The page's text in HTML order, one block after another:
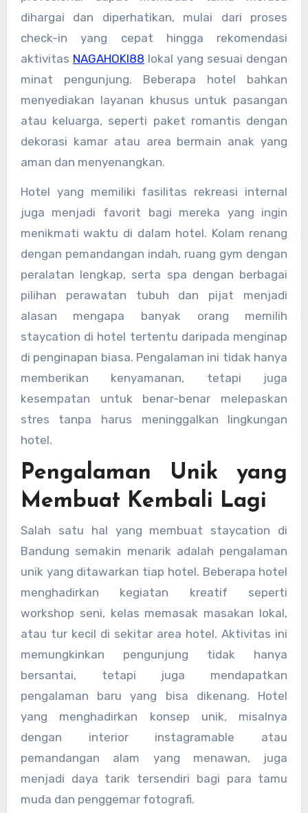
dihargai dan diperhatikan, mulai dari proses
check-in yang cepat hingga rekomendasi
aktivitas NAGAHOKI88 lokal yang sesuai dengan
minat pengunjung. Beberapa hotel bahkan
menyediakan layanan khusus untuk pasangan
atau keluarga, seperti paket romantis dengan
dekorasi kamar atau area bermain anak yang
aman dan menyenangkan.
Hotel yang memiliki fasilitas rekreasi internal
juga menjadi favorit bagi mereka yang ingin
menikmati waktu di dalam hotel. Kolam renang
dengan pemandangan indah, ruang gym dengan
peralatan lengkap, serta spa dengan berbagai
pilihan perawatan tubuh dan pijat menjadi
alasan mengapa banyak orang memilih
staycation di hotel tertentu daripada menginap
di penginapan biasa. Pengalaman ini tidak hanya
memberikan kenyamanan, tetapi juga
kesempatan untuk benar-benar melepaskan
stres tanpa harus meninggalkan lingkungan
hotel.
Pengalaman Unik yang
Membuat Kembali Lagi
Salah satu hal yang membuat staycation di
Bandung semakin menarik adalah pengalaman
unik yang ditawarkan tiap hotel. Beberapa hotel
menghadirkan kegiatan kreatif seperti
workshop seni, kelas memasak masakan lokal,
atau tur kecil di sekitar area hotel. Aktivitas ini
memungkinkan pengunjung tidak hanya
bersantai, tetapi juga mendapatkan
pengalaman baru yang bisa dikenang. Hotel
yang menghadirkan konsep unik, misalnya
dengan interior instagramable atau
pemandangan alam yang menawan, juga
menjadi daya tarik tersendiri bagi para tamu
muda dan penggemar fotografi.